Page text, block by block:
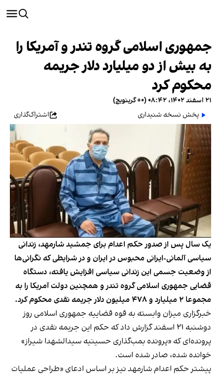
جمهوری اسلامی گروه تندر و آمریکا را
به بیش از دو میلیارد دلار جریمه
محکوم کرد
۲۱ اسفند ۱۴۰۲، ۰۸:۴۲ (‎+۰ گرینویچ)
پخش نسخه شنیداری
اشتراک‌گذاری
یک سال پس از صدور حکم اعدام برای جمشید شارمهد، زندانی
سیاسی آلمانی-ایرانی محبوس در ایران و در شرایطی که نگرانی‌ها
از وضعیت جسمی این زندانی سیاسی افزایش یافته، دستگاه
قضایی جمهوری اسلامی گروه تندر و همچنین دولت آمریکا را به
مجموعا ۲ میلیارد و ۴۷۸ میلیون دلار جریمه نقدی محکوم کرد.
خبرگزاری میزان وابسته به قوه قضاییه جمهوری اسلامی روز
دوشنبه ۲۱ اسفند گزارش داد که حکم این جریمه نقدی در
پرونده‌ای که «پرونده بمب‌گذاری حسینیه سیدالشهدا شیراز»
خوانده شده، صادر شده است.
پیشتر حکم اعدام شارمهد نیز بر اساس ادعای «طراحی عملیات